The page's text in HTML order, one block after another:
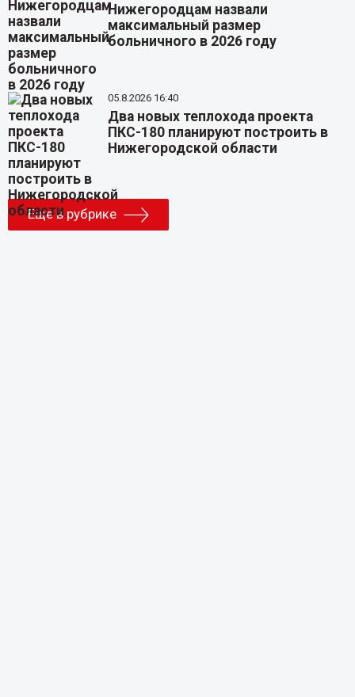
Нижегородцам назвали
максимальный размер
больничного в 2026 году
05.8.2026 16:40
Два новых теплохода проекта
ПКС-180 планируют построить в
Нижегородской области
Еще в рубрике